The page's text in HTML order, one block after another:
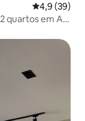
4,9 de uma
4,9 (39)
quartos em Al